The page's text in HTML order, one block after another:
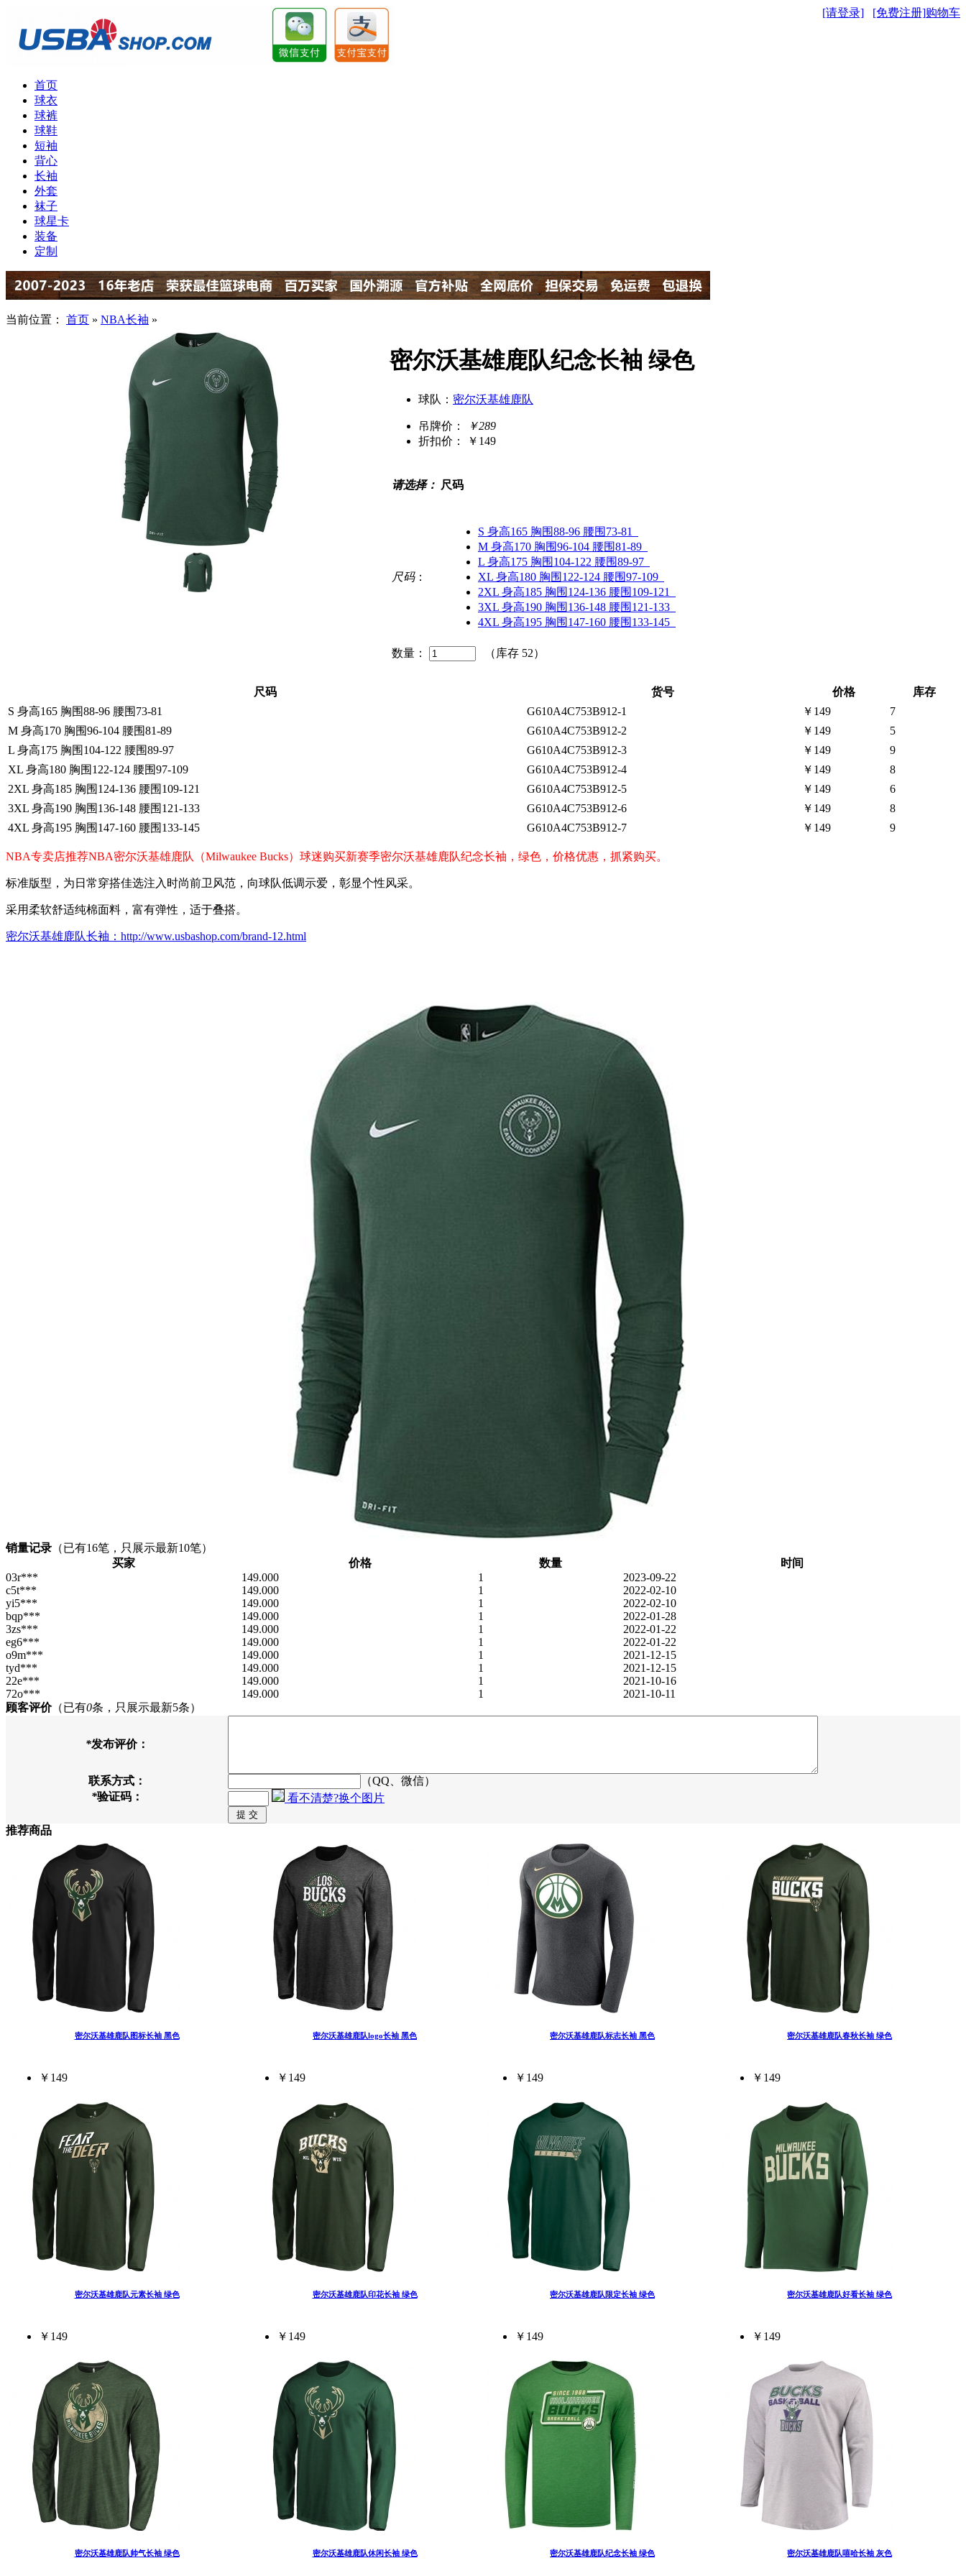
[请登录] [免费注册]购物车
首页
球衣
球裤
球鞋
短袖
背心
长袖
外套
袜子
球星卡
装备
定制
当前位置： 首页 » NBA长袖 »
密尔沃基雄鹿队纪念长袖 绿色
球队： 密尔沃基雄鹿队
吊牌价：
￥289
折扣价：
￥149
请选择： 尺码
尺码：
S 身高165 胸围88-96 腰围73-81
M 身高170 胸围96-104 腰围81-89
L 身高175 胸围104-122 腰围89-97
XL 身高180 胸围122-124 腰围97-109
2XL 身高185 胸围124-136 腰围109-121
3XL 身高190 胸围136-148 腰围121-133
4XL 身高195 胸围147-160 腰围133-145
数量： （库存 52）
尺码 货号 价格
库存
S 身高165 胸围88-96 腰围73-81
G610A4C753B912-1 ￥149
7
M 身高170 胸围96-104 腰围81-89
G610A4C753B912-2 ￥149
5
L 身高175 胸围104-122 腰围89-97
G610A4C753B912-3 ￥149
9
XL 身高180 胸围122-124 腰围97-109
G610A4C753B912-4 ￥149
8
2XL 身高185 胸围124-136 腰围109-121
G610A4C753B912-5 ￥149
6
3XL 身高190 胸围136-148 腰围121-133
G610A4C753B912-6 ￥149
8
4XL 身高195 胸围147-160 腰围133-145
G610A4C753B912-7 ￥149 9
NBA专卖店推荐NBA密尔沃基雄鹿队（Milwaukee Bucks）球迷购买新赛季密尔沃基雄鹿队纪念长袖，绿色，价格优惠，抓紧购买。
标准版型，为日常穿搭佳选注入时尚前卫风范，向球队低调示爱，彰显个性风采。
采用柔软舒适纯棉面料，富有弹性，适于叠搭。
密尔沃基雄鹿队长袖：http://www.usbashop.com/brand-12.html
销量记录 （已有16笔，只展示最新10笔）
买家
价格 数量
时间
03r***
149.000 1
2023-09-22
c5t***
149.000 1
2022-02-10
yi5***
149.000 1
2022-02-10
bqp***
149.000 1
2022-01-28
3zs***
149.000 1
2022-01-22
eg6***
149.000 1
2022-01-22
o9m***
149.000 1
2021-12-15
tyd***
149.000 1
2021-12-15
22e***
149.000 1
2021-10-16
72o***
149.000 1
2021-10-11
顾客评价（已有0条，只展示最新5条）
*发布评价：
联系方式：
（QQ、微信）
*验证码： 看不清楚?换个图片
推荐商品
密尔沃基雄鹿队图标长袖 黑色
￥149
密尔沃基雄鹿队logo长袖 黑色
￥149
密尔沃基雄鹿队标志长袖 黑色
￥149
密尔沃基雄鹿队春秋长袖 绿色
￥149
密尔沃基雄鹿队元素长袖 绿色
￥149
密尔沃基雄鹿队印花长袖 绿色
￥149
密尔沃基雄鹿队限定长袖 绿色
￥149
密尔沃基雄鹿队好看长袖 绿色
￥149
密尔沃基雄鹿队帅气长袖 绿色 密尔沃基雄鹿队休闲长袖 绿色 密尔沃基雄鹿队纪念长袖 绿色 密尔沃基雄鹿队嘻哈长袖 灰色